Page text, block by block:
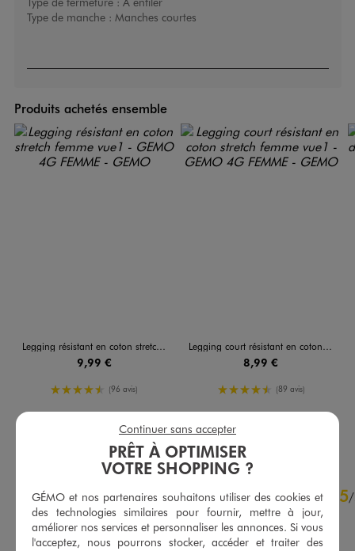
Type de manche : Manches courtes
Produits achetés ensemble
Legging résistant en coton stretch femme
9,99 €
4.5/5 de moyenne
(96 avis)
AU PANIER
Legging court résistant en coton stretch femme
8,99 €
4.5/5 de moyenne
(89 avis)
4.7/5 5/
Avis vérifié et récompensé
Taille ok, pas déçue
PRÊT À OPTIMISER
VOTRE SHOPPING ?
GÉMO et nos partenaires souhaitons utiliser des cookies et
des technologies similaires pour fournir, mettre à jour,
améliorer nos services et personnaliser les annonces. Si vous
l'acceptez, nous pourrons stocker, accéder et traiter des
Continuer sans accepter